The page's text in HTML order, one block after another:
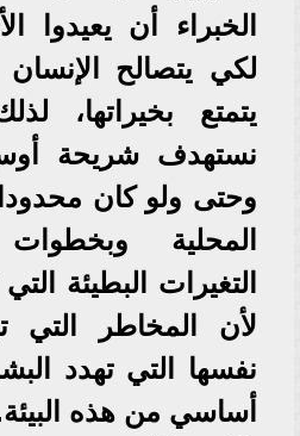
الخبراء أن يعيدوا
لكي يتصالح
يتمتع بخيراتها،
نستهدف شريحة
وحتى ولو كان
المحلية
التغيرات البطيئة
لأن المخاطر التي
نفسها التي تهدد
أساسي من هذه